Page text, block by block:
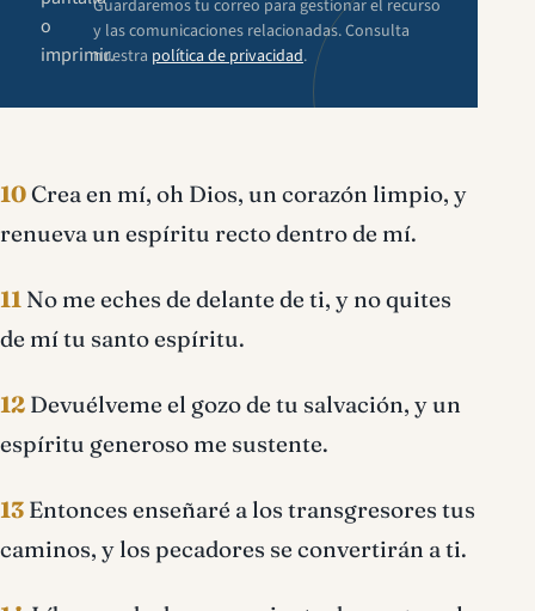
o
imprimir.
Guardaremos tu correo para gestionar el recurso
y las comunicaciones relacionadas. Consulta
nuestra política de privacidad.
10Crea en mí, oh Dios, un corazón limpio, y
renueva un espíritu recto dentro de mí.
11 No me eches de delante de ti, y no quites
de mí tu santo espíritu.
12 Devuélveme el gozo de tu salvación, y un
espíritu generoso me sustente.
13 Entonces enseñaré a los transgresores tus
caminos, y los pecadores se convertirán a ti.